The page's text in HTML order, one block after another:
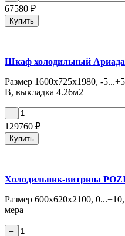
67580 ₽
Купить
Шкаф холодильный Ариада
Размер 1600x725x1980, -
В, выкладка 4.26м2
129760 ₽
Купить
Холодильник-витрина
Размер 600х620х2100,
мера